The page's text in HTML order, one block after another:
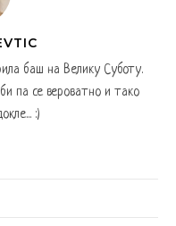
баш на Велику Суботу.
па се вероватно и тако
:)